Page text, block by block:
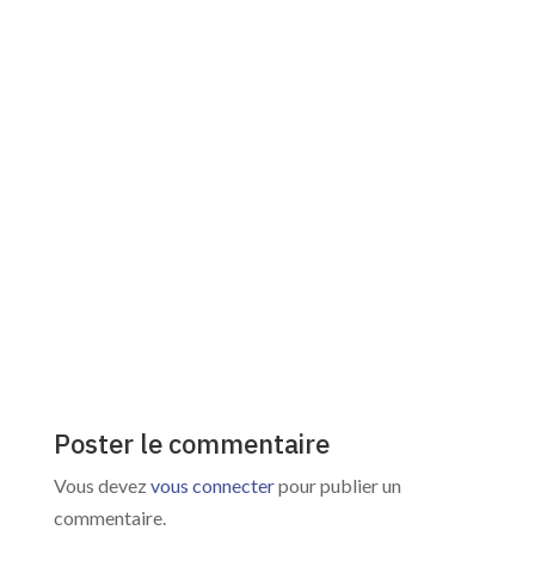
Poster le commentaire
Vous devezvous connecterpour publier un
commentaire.